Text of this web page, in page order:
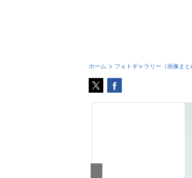
ホーム フォトギャラリー（画像まと